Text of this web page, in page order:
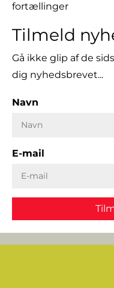
fortællinger
Tilmeld
Gå ikke glip af de
dig nyhedsbrevet...
Navn
E-mail